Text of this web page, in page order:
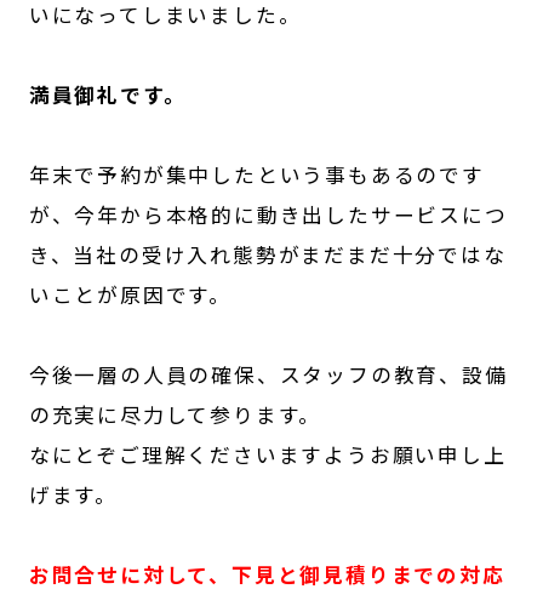
いになってしまいました。
満員御礼です。
年末で予約が集中したという事もあるのです
が、今年から本格的に動き出したサービスにつ
き、当社の受け入れ態勢がまだまだ十分ではな
いことが原因です。
今後一層の人員の確保、スタッフの教育、設備
の充実に尽力して参ります。
なにとぞご理解くださいますようお願い申し上
げます。
お問合せに対して、下見と御見積りまでの対応